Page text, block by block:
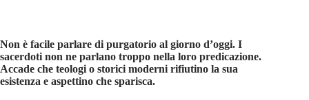
Non è facile parlare di purgatorio al giorno d’oggi. I
sacerdoti non ne parlano troppo nella loro predicazione.
Accade che teologi o storici moderni rifiutino la sua
esistenza e aspettino che sparisca.